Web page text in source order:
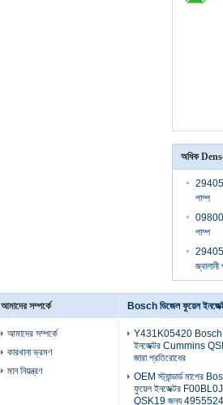
অধিক
পাম্প
পাম্প
জ্বালানী
আমাদের সম্পর্কে
আমাদের সম্পর্কে
কারখানা ভ্রমণ
মান নিয়ন্ত্রণ
Bosch ডিজেল ফুয়েল
Y431K05420 Bosch
ইনজেক্টর Cummins
জারা প্রতিরোধের
OEM স্ট্যান্ডার্ড মাপের
ফুয়েল ইনজেক্টর
QSK19 জন্য 4955524